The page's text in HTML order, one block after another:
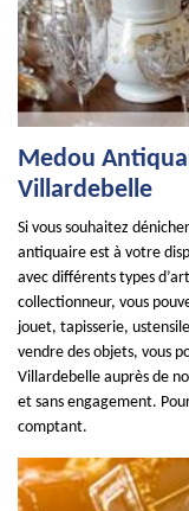
Medou
Villardebelle
Si vous souhaitez
antiquaire est à votre
avec différents types
collectionneur, vous
jouet, tapisserie,
vendre des objets, vous
Villardebelle auprès de
et sans engagement.
comptant.